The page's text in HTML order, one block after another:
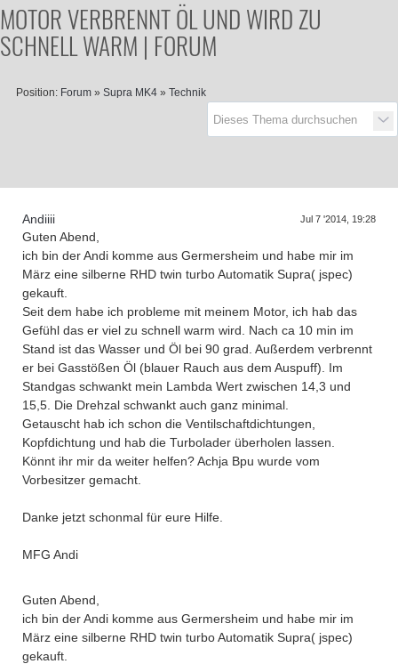
D
a
s
T
r
e
f
f
e
n
d
e
r
G
e
n
e
r
a
t
i
o
n
e
n
MOTOR VERBRENNT ÖL UND WIRD ZU
SCHNELL WARM | FORUM
Position: Forum » Supra MK4 » Technik
Andiiii Jul 7 '2014, 19:28
Guten Abend,
ich bin der Andi komme aus Germersheim und habe mir im
März eine silberne RHD twin turbo Automatik Supra( jspec)
gekauft.
Seit dem habe ich probleme mit meinem Motor, ich hab das
Gefühl das er viel zu schnell warm wird. Nach ca 10 min im
Stand ist das Wasser und Öl bei 90 grad. Außerdem verbrennt
er bei Gasstößen Öl (blauer Rauch aus dem Auspuff). Im
Standgas schwankt mein Lambda Wert zwischen 14,3 und
15,5. Die Drehzal schwankt auch ganz minimal.
Getauscht hab ich schon die Ventilschaftdichtungen,
Kopfdichtung und hab die Turbolader überholen lassen.
Könnt ihr mir da weiter helfen? Achja Bpu wurde vom
Vorbesitzer gemacht.
Danke jetzt schonmal für eure Hilfe.
MFG Andi
Guten Abend,
ich bin der Andi komme aus Germersheim und habe mir im
März eine silberne RHD twin turbo Automatik Supra( jspec)
gekauft.